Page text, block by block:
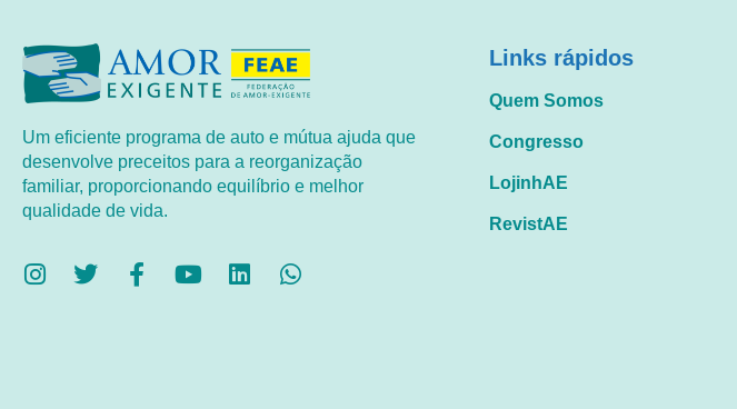
Um eficiente programa de auto e mútua ajuda que
desenvolve preceitos para a reorganização
familiar, proporcionando equilíbrio e melhor
qualidade de vida.
Links rápidos
Quem Somos
Congresso
LojinhAE
RevistAE